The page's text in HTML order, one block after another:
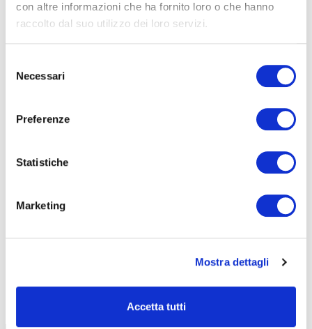
con altre informazioni che ha fornito loro o che hanno
raccolto dal suo utilizzo dei loro servizi.
delNecessari
Preferenze
Statistiche
Marketing
Mostra dettagli
Accetta tutti
ADULTI
SICUREZZA
Seleziona e filtra per:
ONLINE
CORSI